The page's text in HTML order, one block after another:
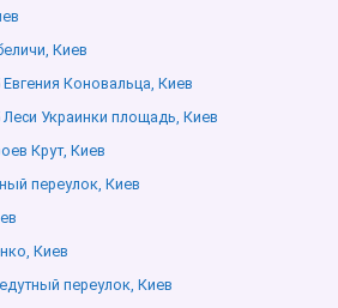
Киев
Коновальца, Киев
Украинки площадь, Киев
Крут, Киев
переулок, Киев
Киев
переулок, Киев